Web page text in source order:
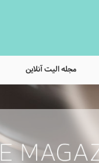
مجله الیت آنلاین